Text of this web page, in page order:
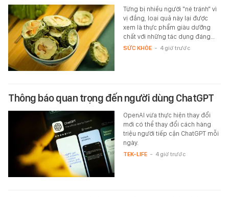
Từng bị nhiều người "né tránh" vì
vị đắng, loại quả này lại được
xem là thực phẩm giàu dưỡng
chất với những tác dụng đáng…
SỨC KHỎE - 4 giờ trước
Thông báo quan trọng đến người dùng ChatGPT
OpenAI vừa thực hiện thay đổi
mới có thể thay đổi cách hàng
triệu người tiếp cận ChatGPT mỗi
ngày.
TEK-LIFE - 4 giờ trước